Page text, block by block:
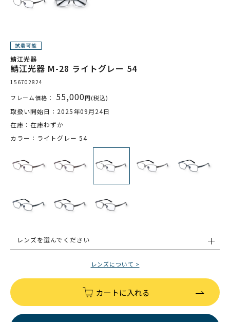
鯖江光器
鯖江光器 M-28 ライトグレー 54
156702824
フレーム価格： 55,000円(税込)
取扱い開始日：2025年09月24日
在庫：在庫わずか
カラー：ライトグレー 54
レンズを選んでください
レンズについて >
カートに入れる